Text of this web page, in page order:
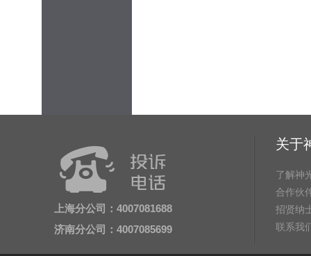
上海分公司：4007081688
济南分公司：4007085699
关于
了解神
合作伙
招贤纳
联系我